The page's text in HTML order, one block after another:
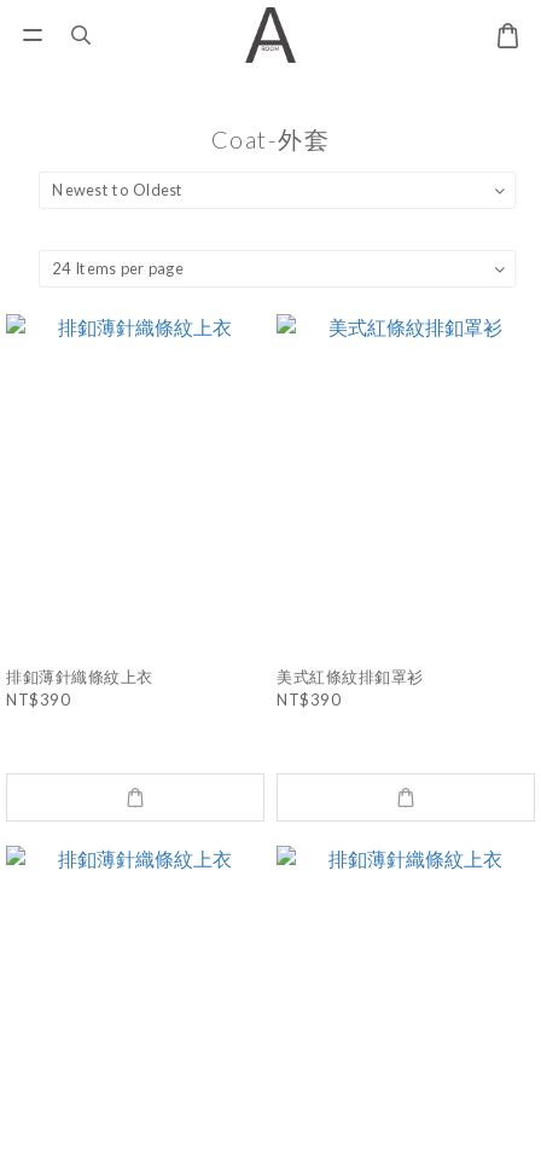
Coat-外套
排釦薄針織條紋上衣
NT$390
美式紅條紋排釦罩衫
NT$390